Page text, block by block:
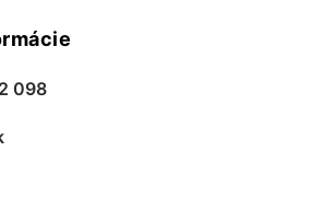
098